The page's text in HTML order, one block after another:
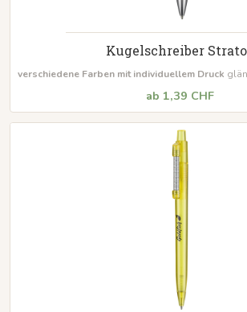
Kugelschreiber
verschiedene Farben mit individuellem Druck
Stück
ab 1,39 CHF